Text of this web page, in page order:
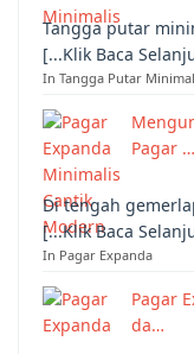
Tangga putar
[...Klik Baca
In Tangga Putar
Pagar …
Di tengah
[...Klik Baca
In Pagar Expanda
Pagar
da…